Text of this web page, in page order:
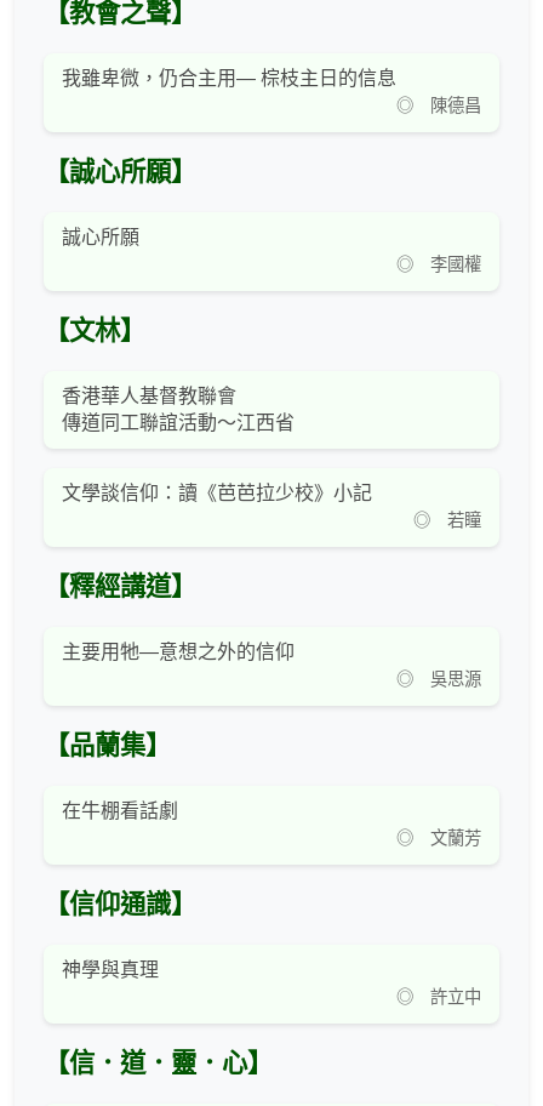
【教會之聲】
我雖卑微，仍合主用— 棕枝主日的信息
◎ 陳德昌
【誠心所願】
誠心所願
◎ 李國權
【文林】
香港華人基督教聯會
傳道同工聯誼活動～江西省
文學談信仰：讀《芭芭拉少校》小記
◎ 若瞳
【釋經講道】
主要用牠—意想之外的信仰
◎ 吳思源
【品蘭集】
在牛棚看話劇
◎ 文蘭芳
【信仰通識】
神學與真理
◎ 許立中
【信．道．靈．心】